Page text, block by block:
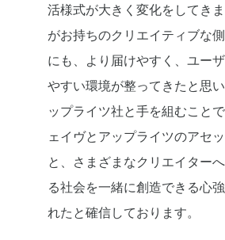
活様式が大きく変化をしてき
がお持ちのクリエイティブな
にも、より届けやすく、ユー
やすい環境が整ってきたと思
ップライツ社と手を組むこと
ェイヴとアップライツのアセ
と、さまざまなクリエイター
る社会を一緒に創造できる心
れたと確信しております。